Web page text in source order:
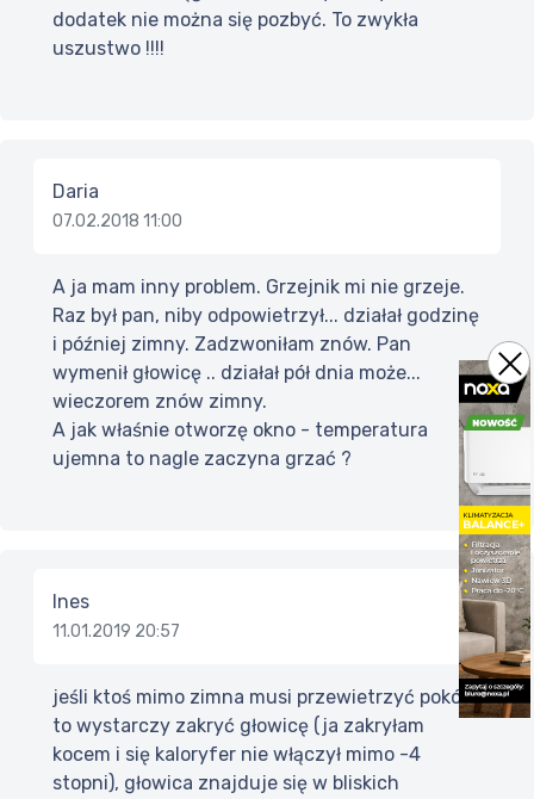
dodatek nie można się pozbyć. To zwykła
uszustwo !!!!
Daria
07.02.2018 11:00
A ja mam inny problem. Grzejnik mi nie grzeje.
Raz był pan, niby odpowietrzył... działał godzinę
i później zimny. Zadzwoniłam znów. Pan
wymenił głowicę .. działał pół dnia może...
wieczorem znów zimny.
A jak właśnie otworzę okno - temperatura
ujemna to nagle zaczyna grzać ?
Ines
11.01.2019 20:57
jeśli ktoś mimo zimna musi przewietrzyć pokój
to wystarczy zakryć głowicę (ja zakryłam
kocem i się kaloryfer nie włączył mimo -4
stopni), głowica znajduje się w bliskich